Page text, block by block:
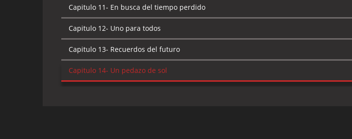
Capitulo 11- En busca del tiempo perdido
Capitulo 12- Uno para todos
Capitulo 13- Recuerdos del futuro
Capitulo 14- Un pedazo de sol